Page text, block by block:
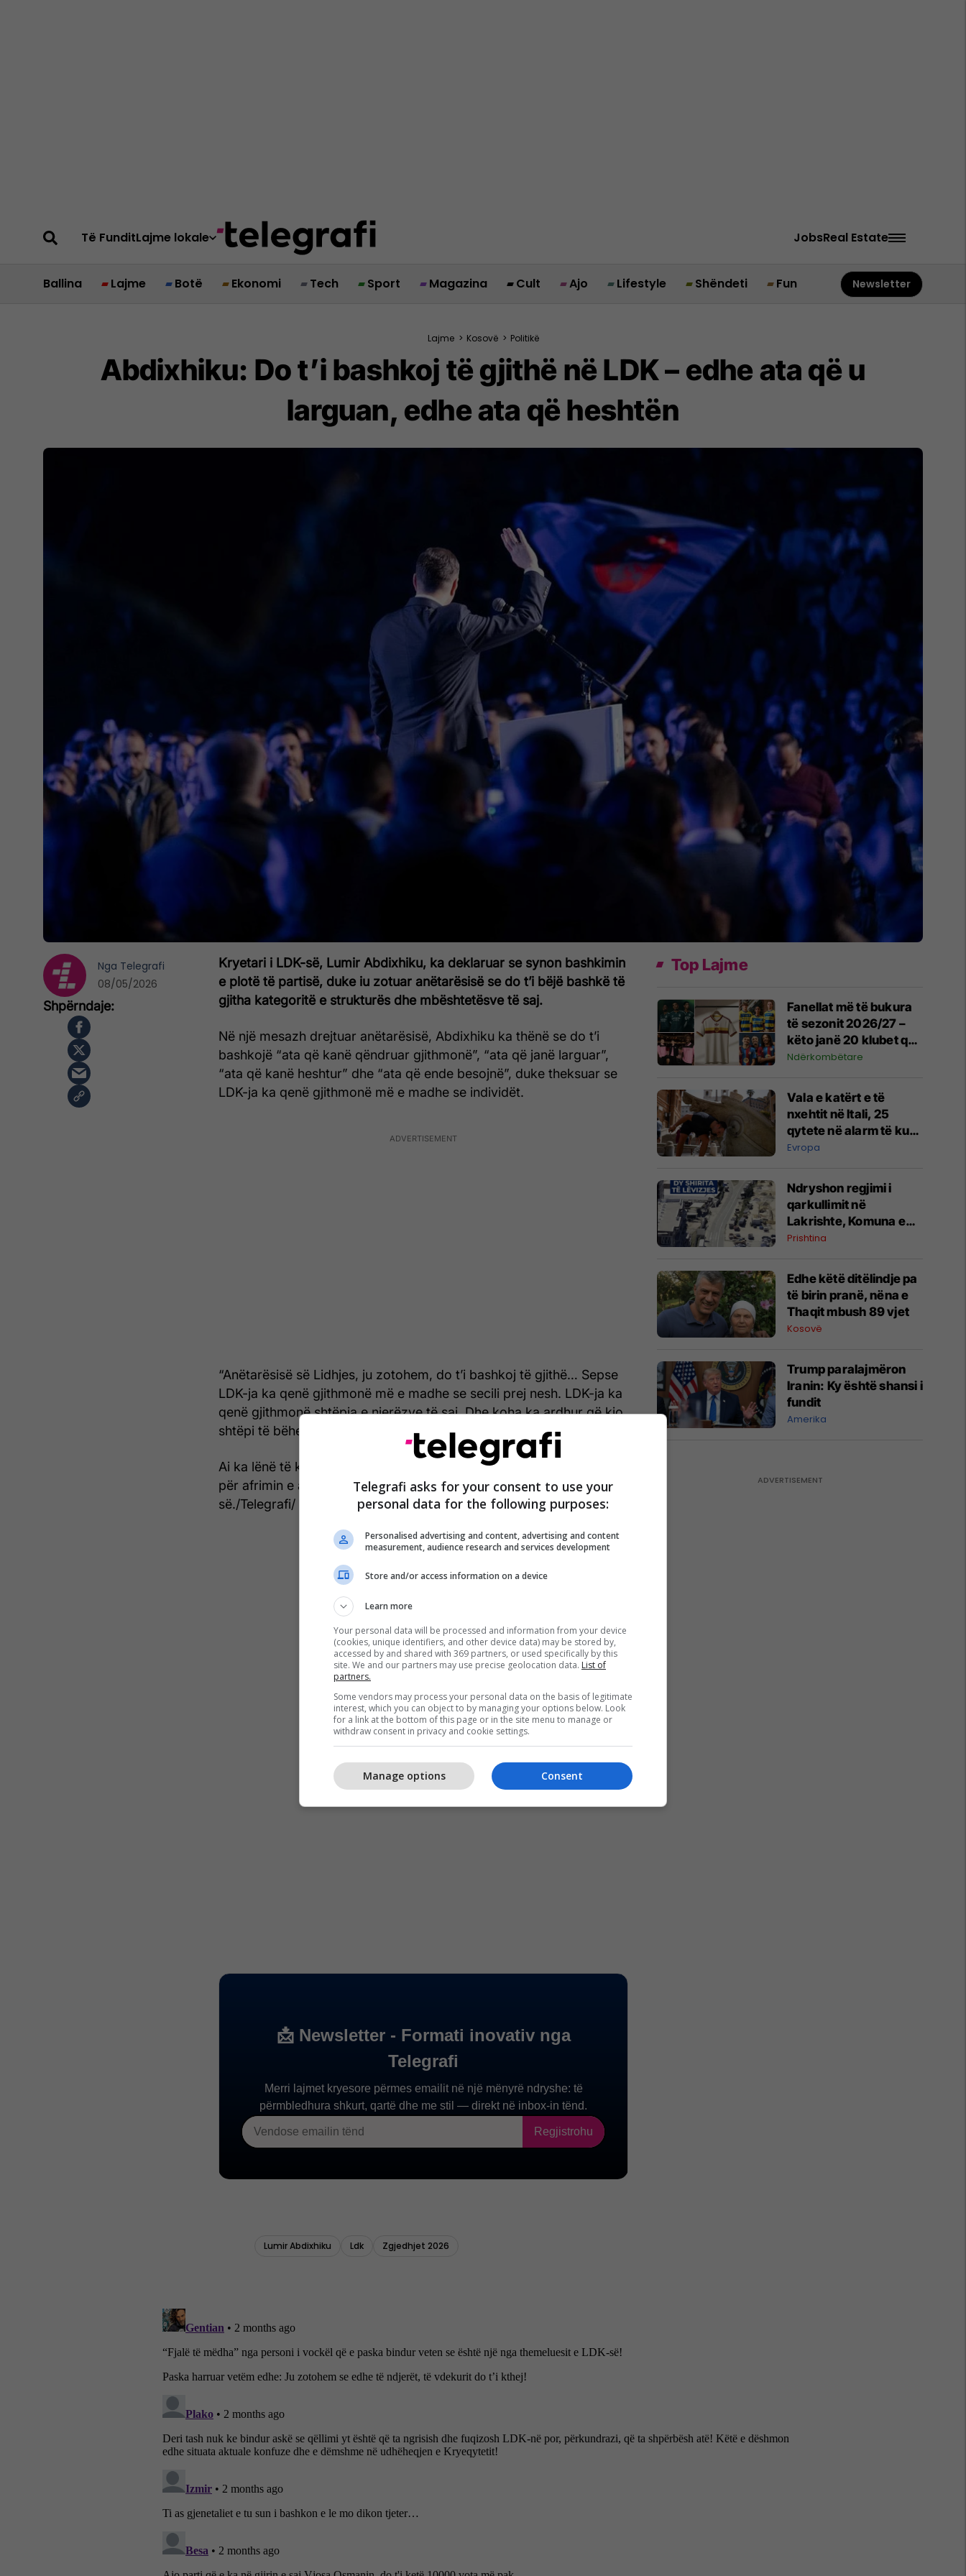
Të FunditLajme lokale JobsReal Estate
Ballina Lajme Botë Ekonomi Tech Sport Magazina Cult Ajo Lifestyle Shëndeti Fun Newsletter
Lajme > Kosovë > Politikë
Abdixhiku: Do t’i bashkoj të gjithë në LDK – edhe ata që u
larguan, edhe ata që heshtën
Kryetari i LDK-së, Lumir Abdixhiku, ka deklaruar se synon bashkimin
e plotë të partisë, duke iu zotuar anëtarësisë se do t’i bëjë bashkë të
gjitha kategoritë e strukturës dhe mbështetësve të saj.
Në një mesazh drejtuar anëtarësisë, Abdixhiku ka thënë se do t’i
bashkojë “ata që kanë qëndruar gjithmonë”, “ata që janë larguar”,
“ata që kanë heshtur” dhe “ata që ende besojnë”, duke theksuar se
LDK-ja ka qenë gjithmonë më e madhe se individët.
“Anëtarësisë së Lidhjes, ju zotohem, do t’i bashkoj të gjithë… Sepse
LDK-ja ka qenë gjithmonë më e madhe se secili prej nesh. LDK-ja ka
qenë gjithmonë shtëpia e njerëzve të saj. Dhe koha ka ardhur që kjo
shtëpi të bëhet sërish një”, ka shkruar Abdixhiku.
Ai ka lënë të kuptohet se në periudhën në vijim do të ketë angazhim
për afrimin e anëtarësisë dhe rikthimin e unitetit brenda LDK-
së./Telegrafi/
Nga Telegrafi
08/05/2026
Top Lajme
Fanellat më të bukura
të sezonit 2026/27 –
këto janë 20 klubet që
spikatën me dizajnin e
Ndërkombëtare
Vala e katërt e të
nxehtit në Itali, 25
qytete në alarm të kuq
- probleme me
Evropa
Ndryshon regjimi i
qarkullimit në
Lakrishte, Komuna e
Prishtinës ofron
Prishtina
Edhe këtë ditëlindje pa
të birin pranë, nëna e
Thaqit mbush 89 vjet
Kosovë
Trump paralajmëron
Iranin: Ky është shansi i
fundit
Amerika
Telegrafi asks for your consent to use your
personal data for the following purposes:
Personalised advertising and content, advertising and content
measurement, audience research and services development
Store and/or access information on a device
Learn more
Your personal data will be processed and information from your device
(cookies, unique identifiers, and other device data) may be stored by,
accessed by and shared with 369 partners, or used specifically by this
site. We and our partners may use precise geolocation data. List of
partners.
Some vendors may process your personal data on the basis of legitimate
interest, which you can object to by managing your options below. Look
for a link at the bottom of this page or in the site menu to manage or
withdraw consent in privacy and cookie settings.
Consent
Manage options